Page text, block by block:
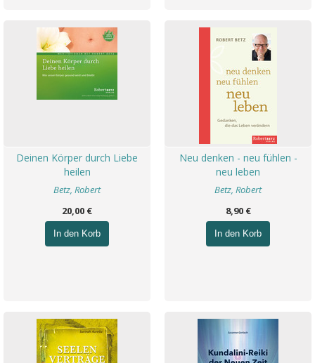
Deinen Körper durch Liebe
heilen
Betz, Robert
20,00 €
In den Korb
Neu denken - neu fühlen -
neu leben
Betz, Robert
8,90 €
In den Korb